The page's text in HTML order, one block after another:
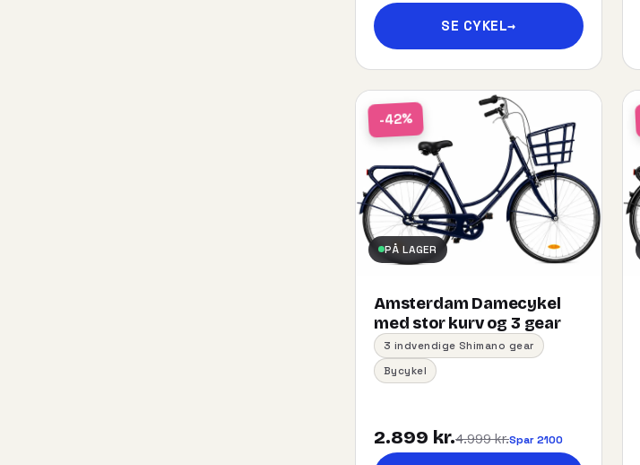
SE CYKEL→
-42%
PÅ LAGER
Amsterdam Damecykel
med stor kurv og 3 gear
3 indvendige Shimano gear
Bycykel
2.899 kr.4.999 kr.Spar 2100